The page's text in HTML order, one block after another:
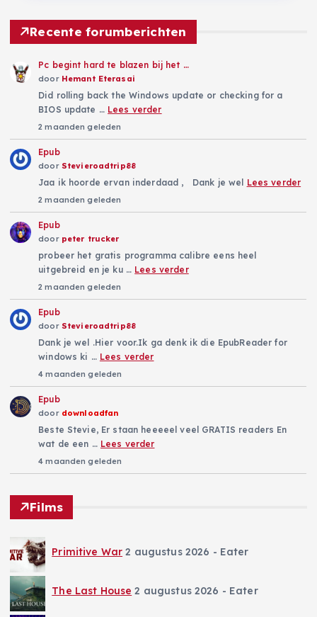
Recente forumberichten
Pc begint hard te blazen bij het …
door Hemant Eterasai
Did rolling back the Windows update or checking for a
BIOS update … Lees verder
2 maanden geleden
Epub
door Stevieroadtrip88
Jaa ik hoorde ervan inderdaad , Dank je wel Lees verder
2 maanden geleden
Epub
door peter trucker
probeer het gratis programma calibre eens heel
uitgebreid en je ku … Lees verder
2 maanden geleden
Epub
door Stevieroadtrip88
Dank je wel .Hier voor.Ik ga denk ik die EpubReader for
windows ki … Lees verder
4 maanden geleden
Epub
door downloadfan
Beste Stevie, Er staan heeeeel veel GRATIS readers En
wat de een … Lees verder
4 maanden geleden
Films
Primitive War 2 augustus 2026 - Eater
The Last House 2 augustus 2026 - Eater